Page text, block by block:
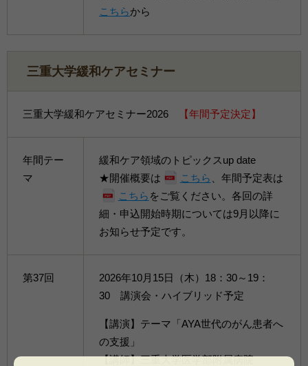
こちらから
三重大学緩和ケアセミナー
三重大学緩和ケアセミナー2026 【年間予定決定】
年間テー
マ
緩和ケア領域のトピックスup date
★開催概要は
こちら 、年間予定表は
こちら をご覧ください。各回の詳
細・申込開始時期については9月以降に
お知らせ予定です。
第37回
2026年10月15日（木）18：30～19：
30 講演会・ハイブリッド予定
【講演】テーマ「AYA世代のがん患者へ
の支援」
【講師】三重大学医学部附属病院